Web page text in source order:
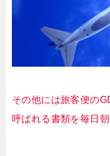
その他には旅客便の
呼ばれる書類を毎日朝